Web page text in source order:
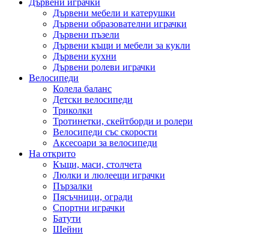
Дървени играчки
Дървени мебели и катерушки
Дървени образователни играчки
Дървени пъзели
Дървени къщи и мебели за кукли
Дървени кухни
Дървени ролеви играчки
Велосипеди
Колела баланс
Детски велосипеди
Триколки
Тротинетки, скейтборди и ролери
Велосипеди със скорости
Аксесоари за велосипеди
На открито
Къщи, маси, столчета
Люлки и люлеещи играчки
Пързалки
Пясъчници, огради
Спортни играчки
Батути
Шейни